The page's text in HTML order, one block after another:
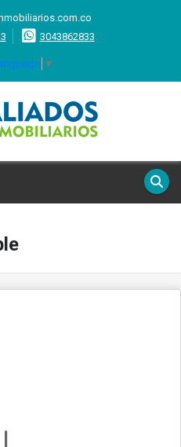
3043862833
▼